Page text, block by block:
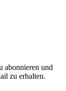
abonnieren und
zu erhalten.